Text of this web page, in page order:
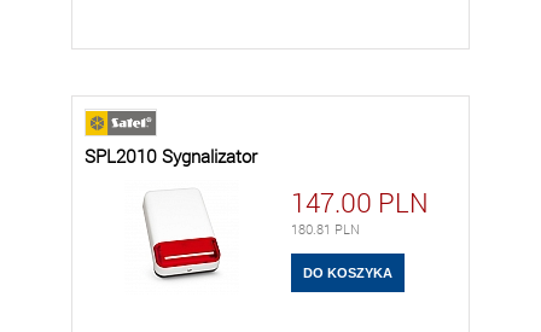
SPL2010 Sygnalizator
147.00 PLN
180.81 PLN